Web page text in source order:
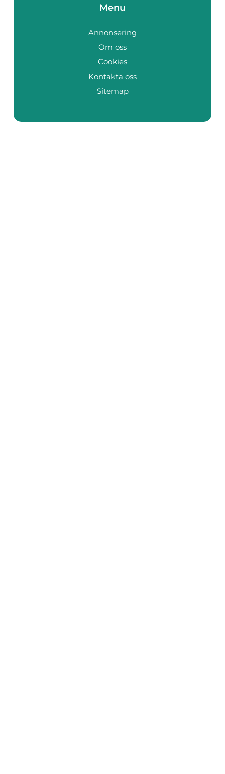
Menu
Annonsering
Om oss
Cookies
Kontakta oss
Sitemap